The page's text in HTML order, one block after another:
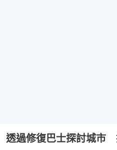
透過修復巴士探討城市